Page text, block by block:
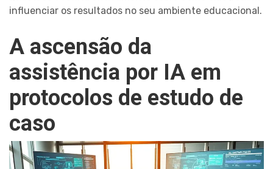
influenciar os resultados no seu ambiente educacional.
A ascensão da
assistência por IA em
protocolos de estudo de
caso